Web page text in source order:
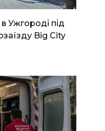
Ужгороді під
Big Сity